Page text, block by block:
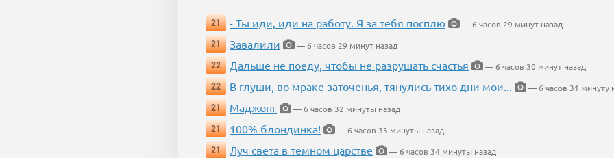
21 - Ты иди, иди на работу. Я за тебя посплю
— 6 часов 29 минут назад
21
Завалили
— 6 часов 29 минут назад
22
Дальше не поеду, чтобы не разрушать счастья
— 6 часов 30 минут назад
22
В глуши, во мраке заточенья, тянулись тихо дни мои...
— 6 часов 31 минуту
21
Маджонг
— 6 часов 32 минуты назад
21
100% блондинка!
— 6 часов 33 минуты назад
21
Луч света в темном царстве
— 6 часов 34 минуты назад